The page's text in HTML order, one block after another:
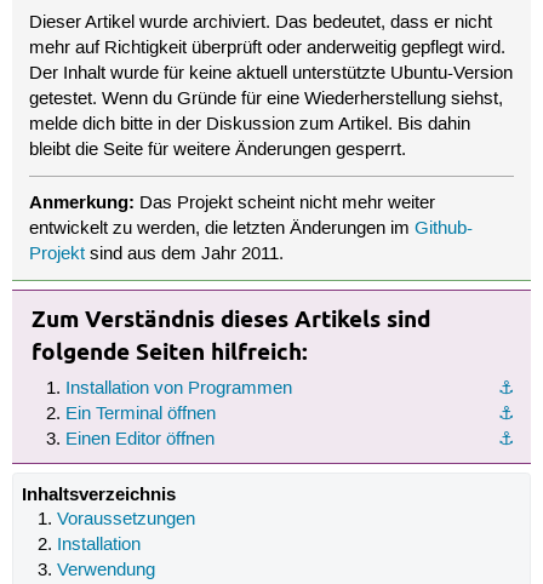
Dieser Artikel wurde archiviert. Das bedeutet, dass er nicht
mehr auf Richtigkeit überprüft oder anderweitig gepflegt wird.
Der Inhalt wurde für keine aktuell unterstützte Ubuntu-Version
getestet. Wenn du Gründe für eine Wiederherstellung siehst,
melde dich bitte in der Diskussion zum Artikel. Bis dahin
bleibt die Seite für weitere Änderungen gesperrt.
Anmerkung: Das Projekt scheint nicht mehr weiter
entwickelt zu werden, die letzten Änderungen imGithub-
Projekt sind aus dem Jahr 2011.
Zum Verständnis dieses Artikels sind
folgende Seiten hilfreich:
⚓︎
Installation von Programmen
⚓︎
Ein Terminal öffnen
⚓︎
Einen Editor öffnen
Inhaltsverzeichnis
Voraussetzungen
Installation
Verwendung